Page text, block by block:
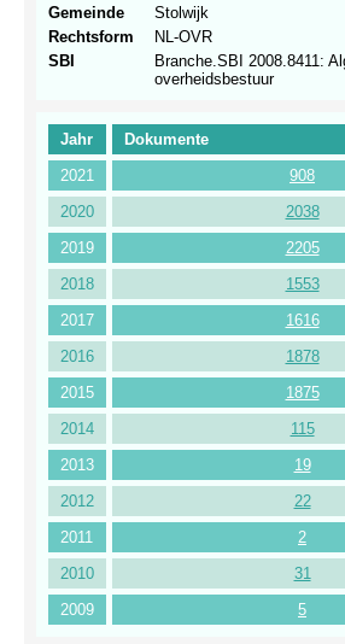
Jahr
Dokumente
2021
908
2020
2038
2019
2205
2018
1553
2017
1616
2016
1878
2015
1875
2014
115
2013
19
2012
22
2011
2
2010
31
2009
5
Gemeinde
Stolwijk
Rechtsform
NL-OVR
SBI
Branche.SBI 2008.8411:
overheidsbestuur